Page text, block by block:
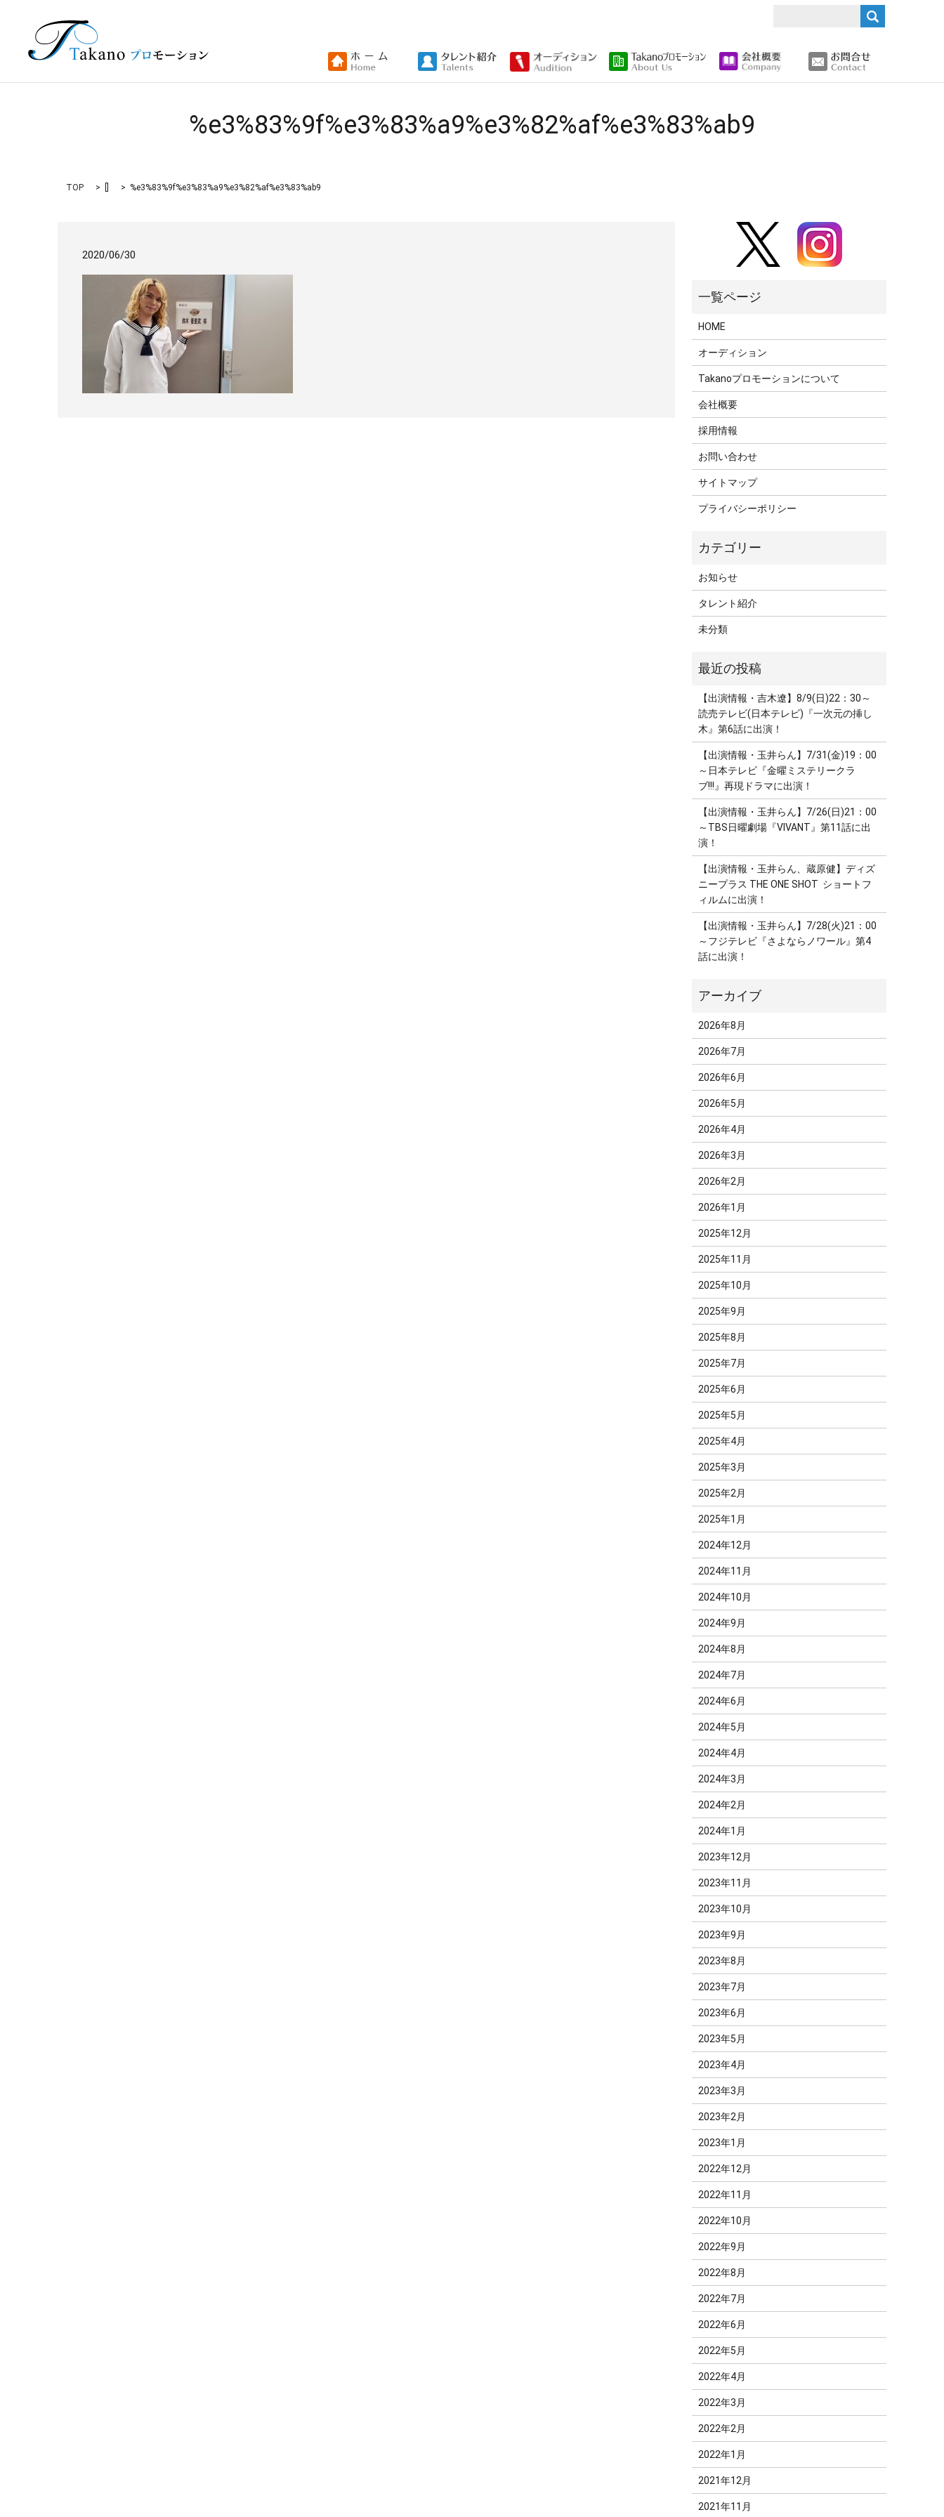
%e3%83%9f%e3%83%a9%e3%82%af%e3%83%ab9
TOP %e3%83%9f%e3%83%a9%e3%82%af%e3%83%ab9
2020/06/30
HOME
オーディション
Takanoプロモーションについて
会社概要
採用情報
お問い合わせ
サイトマップ
プライバシーポリシー
お知らせ
タレント紹介
未分類
【出演情報・吉木遼】8/9(日)22：30～
読売テレビ(日本テレビ)『一次元の挿し
木』第6話に出演！
【出演情報・玉井らん】7/31(金)19：00
～日本テレビ『金曜ミステリークラ
ブ!!!』再現ドラマに出演！
【出演情報・玉井らん】7/26(日)21：00
～TBS日曜劇場『VIVANT』第11話に出
演！
【出演情報・玉井らん、蔵原健】ディズ
ニープラス THE ONE SHOT ショートフ
ィルムに出演！
【出演情報・玉井らん】7/28(火)21：00
～フジテレビ『さよならノワール』第4
話に出演！
2026年8月
2026年7月
2026年6月
2026年5月
2026年4月
2026年3月
2026年2月
2026年1月
2025年12月
2025年11月
2025年10月
2025年9月
2025年8月
2025年7月
2025年6月
2025年5月
2025年4月
2025年3月
2025年2月
2025年1月
2024年12月
2024年11月
2024年10月
2024年9月
2024年8月
2024年7月
2024年6月
2024年5月
2024年4月
2024年3月
2024年2月
2024年1月
2023年12月
2023年11月
2023年10月
2023年9月
2023年8月
2023年7月
2023年6月
2023年5月
2023年4月
2023年3月
2023年2月
2023年1月
2022年12月
2022年11月
2022年10月
2022年9月
2022年8月
2022年7月
2022年6月
2022年5月
2022年4月
2022年3月
2022年2月
2022年1月
2021年12月
2021年11月